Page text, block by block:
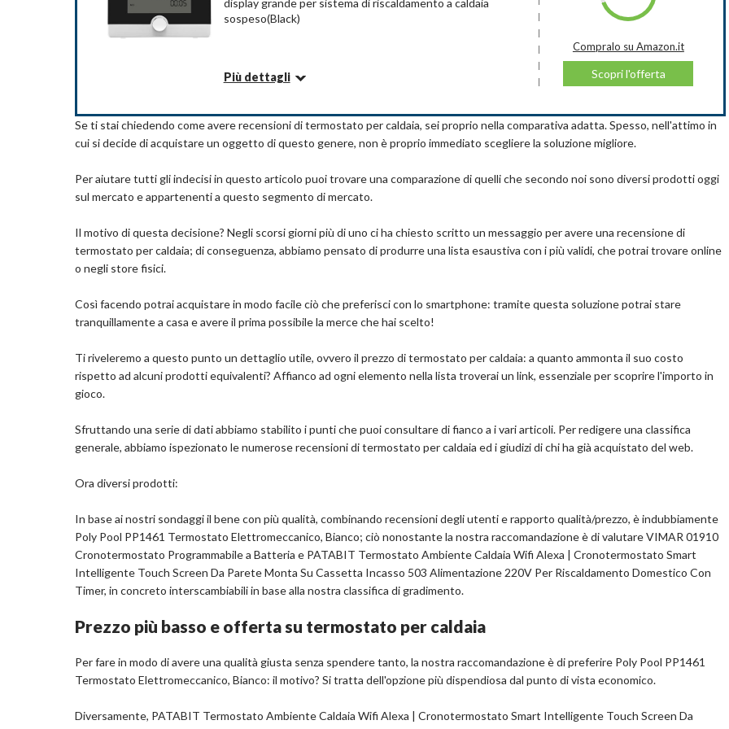
5 + 1 + 1 quattro periodi programmabili. Programmazione di 7 giorni sul termostato. Programmabile
temporaneamente Modalità vacanza: tocca i pulsanti per semplificare le operazioni.
Riscaldamento della caldaia: caldaia ad acqua, diesel e gas.Si prega di scegliere il termostato in base al proprio
sistema, per qualsiasi necessità di assistenza pre-vendita e post-vendita non esitate a contattarci.
Il display touchscreen con retroilluminazione è facile da leggere, anche al buio. I pulsanti luminosi ti ricordano
retroilluminazione bianca protegge i tuoi occhi. Tocca i pulsanti per semplificare le operazioni.
Dettagli
Dimensioni articolo: LxPxA: 8.8 x 8.8 x 1.4 cm
Tipo di alimentazione: Con cavo elettrico
Peso: 50 Grammi
Scopri l'offerta
sospeso(Black)
Compralo su Amazon.it
Scopri l'offerta
Più dettagli
Alta Qualità - Termostato di temperatura nuovissimo e di alta qualità per il sistema di riscaldamento dell'acqua.
Può essere programmato a settimana come un ciclo, in modo da fornire molta comodità. Il pulsante di controllo
Display LCD a Grande Schermo - Il controller della temperatura del display intelligente è di nuova concezione
con un display LCD a grande schermo. Lo schermo LCD può visualizzare la temperatura interna, l'impostazione della
temperatura, il giorno della settimana, l'orologio e così via. L'operazione touch è semplice e la funzione è completa. Il
rapidamente le informazioni.
Necessità di Inverni Freddi - Il termostato programmabile adotta la tecnologia di controllo del microcomputer
per controllare la temperatura interna e il risparmio energetico controllando l'avvio e l'arresto delle
impostata. È una necessità per inverni freddi.
Ambiente di Temperatura Confortevole - Questo termostato di riscaldamento può ottenere la temperatura
raggiungere un ambiente di temperatura confortevole. È ampiamente utilizzato per le apparecchiature di
riscaldamento elettrico e il sistema di riscaldamento a parete della caldaia.
Modalità Multiple- Questo regolatore di temperatura intelligente dispone di più modalità, modalità manuale,
Dettagli
Sorgente di alimentazione: A batteria
Marchio: Garosa
Peso articolo: 0.3 Chilogrammi
Compralo su Amazon.it
Scopri l'offerta
Se ti stai chiedendo come avere recensioni di termostato per caldaia, sei proprio nella comparativa adatta. Spesso, nell'attimo in
cui si decide di acquistare un oggetto di questo genere, non è proprio immediato scegliere la soluzione migliore.
Per aiutare tutti gli indecisi in questo articolo puoi trovare una comparazione di quelli che secondo noi sono diversi prodotti oggi
sul mercato e appartenenti a questo segmento di mercato.
Il motivo di questa decisione? Negli scorsi giorni più di uno ci ha chiesto scritto un messaggio per avere una recensione di
termostato per caldaia; di conseguenza, abbiamo pensato di produrre una lista esaustiva con i più validi, che potrai trovare online
o negli store fisici.
Così facendo potrai acquistare in modo facile ciò che preferisci con lo smartphone: tramite questa soluzione potrai stare
tranquillamente a casa e avere il prima possibile la merce che hai scelto!
Ti riveleremo a questo punto un dettaglio utile, ovvero il prezzo di termostato per caldaia: a quanto ammonta il suo costo
rispetto ad alcuni prodotti equivalenti? Affianco ad ogni elemento nella lista troverai un link, essenziale per scoprire l'importo in
gioco.
Sfruttando una serie di dati abbiamo stabilito i punti che puoi consultare di fianco a i vari articoli. Per redigere una classifica
generale, abbiamo ispezionato le numerose recensioni di termostato per caldaia ed i giudizi di chi ha già acquistato del web.
Ora diversi prodotti:
In base ai nostri sondaggi il bene con più qualità, combinando recensioni degli utenti e rapporto qualità/prezzo, è indubbiamente
Poly Pool PP1461 Termostato Elettromeccanico, Bianco; ciò nonostante la nostra raccomandazione è di valutare VIMAR 01910
Cronotermostato Programmabile a Batteria e PATABIT Termostato Ambiente Caldaia Wifi Alexa | Cronotermostato Smart
Intelligente Touch Screen Da Parete Monta Su Cassetta Incasso 503 Alimentazione 220V Per Riscaldamento Domestico Con
Timer, in concreto interscambiabili in base alla nostra classifica di gradimento.
Prezzo più basso e offerta su termostato per caldaia
Per fare in modo di avere una qualità giusta senza spendere tanto, la nostra raccomandazione è di preferire Poly Pool PP1461
Termostato Elettromeccanico, Bianco: il motivo? Si tratta dell'opzione più dispendiosa dal punto di vista economico.
Diversamente, PATABIT Termostato Ambiente Caldaia Wifi Alexa | Cronotermostato Smart Intelligente Touch Screen Da